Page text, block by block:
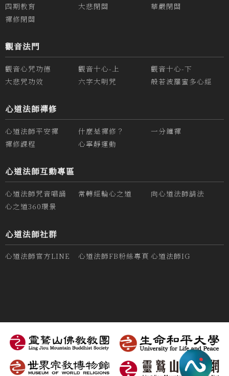
四期教育
大悲閉關
華嚴閉關
禪修閉關
觀音法門
觀音心咒功德 觀音十心-上
觀音十心-下
大悲咒功效
六字大明咒 般若波羅蜜多心經
心道法師禪修
心道法師平安禪 什麼是禪修？
一分鐘禪
禪修課程
心寧靜運動
心道法師互動專區
心道法師咒音唱誦 常轉經輪心之道
向心道法師請法
心之道360環景
心道法師社群
心道法師官方LINE 心道法師FB粉絲專頁 心道法師IG